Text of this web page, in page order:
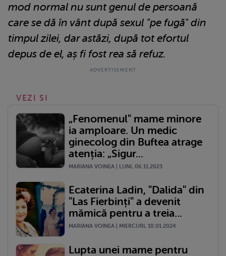
mod normal nu sunt genul de persoană
care se dă în vânt după sexul "pe fugă" din
timpul zilei, dar astăzi, după tot efortul
depus de el, aș fi fost rea să refuz.
VEZI SI
„Fenomenul" mame minore
ia amploare. Un medic
ginecolog din Buftea atrage
atenția: „Sigur...
MARIANA VOINEA | LUNI, 06.11.2023
Ecaterina Ladin, "Dalida" din
"Las Fierbinți" a devenit
mămică pentru a treia...
MARIANA VOINEA | MIERCURI, 10.01.2024
Lupta unei mame pentru